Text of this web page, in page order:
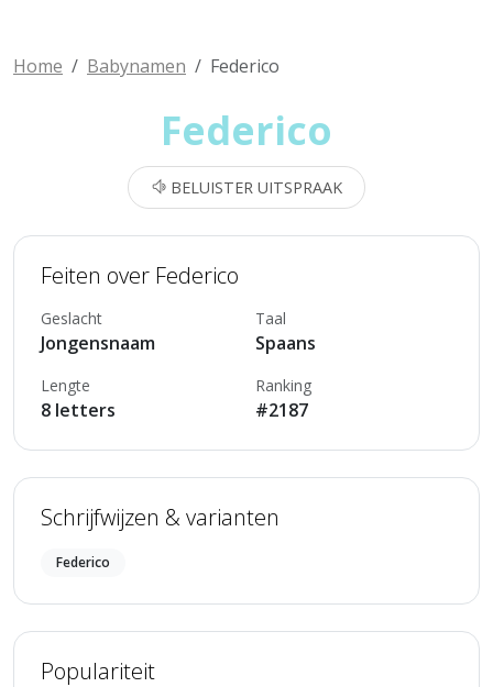
Home Babynamen Federico
Federico
BELUISTER UITSPRAAK
Feiten over Federico
Geslacht
Jongensnaam
Taal
Spaans
Lengte
8 letters
Ranking
#2187
Schrijfwijzen & varianten
Federico
Populariteit